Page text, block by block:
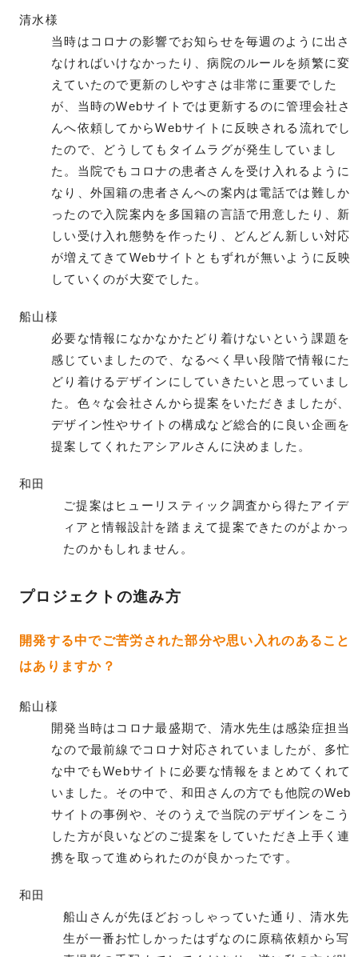
清水様
当時はコロナの影響でお知らせを毎週のように出さ
なければいけなかったり、病院のルールを頻繁に変
えていたので更新のしやすさは非常に重要でした
が、当時のWebサイトでは更新するのに管理会社さ
んへ依頼してからWebサイトに反映される流れでし
たので、どうしてもタイムラグが発生していまし
た。当院でもコロナの患者さんを受け入れるように
なり、外国籍の患者さんへの案内は電話では難しか
ったので入院案内を多国籍の言語で用意したり、新
しい受け入れ態勢を作ったり、どんどん新しい対応
が増えてきてWebサイトともずれが無いように反映
していくのが大変でした。
船山様
必要な情報になかなかたどり着けないという課題を
感じていましたので、なるべく早い段階で情報にた
どり着けるデザインにしていきたいと思っていまし
た。色々な会社さんから提案をいただきましたが、
デザイン性やサイトの構成など総合的に良い企画を
提案してくれたアシアルさんに決めました。
和田
ご提案はヒューリスティック調査から得たアイデ
ィアと情報設計を踏まえて提案できたのがよかっ
たのかもしれません。
プロジェクトの進み方
開発する中でご苦労された部分や思い入れのあること
はありますか？
船山様
開発当時はコロナ最盛期で、清水先生は感染症担当
なので最前線でコロナ対応されていましたが、多忙
な中でもWebサイトに必要な情報をまとめてくれて
いました。その中で、和田さんの方でも他院のWeb
サイトの事例や、そのうえで当院のデザインをこう
した方が良いなどのご提案をしていただき上手く連
携を取って進められたのが良かったです。
和田
船山さんが先ほどおっしゃっていた通り、清水先
生が一番お忙しかったはずなのに原稿依頼から写